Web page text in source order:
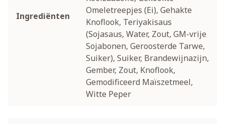
Ingrediënten
Omeletreepjes (Ei), Gehakte
Knoflook, Teriyakisaus
(Sojasaus, Water, Zout, GM-vrije
Sojabonen, Geroosterde Tarwe,
Suiker), Suiker, Brandewijnazijn,
Gember, Zout, Knoflook,
Gemodificeerd Maïszetmeel,
Witte Peper